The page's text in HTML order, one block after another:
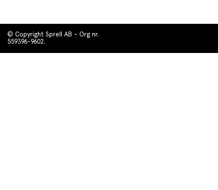
© Copyright Sprell AB - Org nr.
559396-9602.